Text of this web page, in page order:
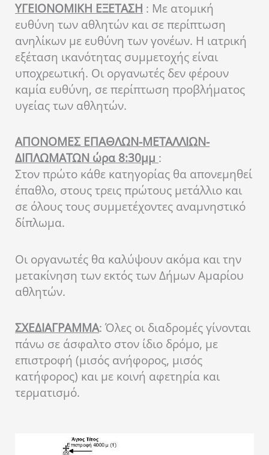
ΥΓΕΙΟΝΟΜΙΚΗ ΕΞΕΤΑΣΗ : Με ατομική
ευθύνη των αθλητών και σε περίπτωση
ανηλίκων με ευθύνη των γονέων. Η ιατρική
εξέταση ικανότητας συμμετοχής είναι
υποχρεωτική. Οι οργανωτές δεν φέρουν
καμία ευθύνη, σε περίπτωση προβλήματος
υγείας των αθλητών.
ΑΠΟΝΟΜΕΣ ΕΠΑΘΛΩΝ-ΜΕΤΑΛΛΙΩΝ-
ΔΙΠΛΩΜΑΤΩΝ ώρα 8:30μμ :
Στον πρώτο κάθε κατηγορίας θα απονεμηθεί
έπαθλο, στους τρεις πρώτους μετάλλιο και
σε όλους τους συμμετέχοντες αναμνηστικό
δίπλωμα.
Οι οργανωτές θα καλύψουν ακόμα και την
μετακίνηση των εκτός των Δήμων Αμαρίου
αθλητών.
ΣΧΕΔΙΑΓΡΑΜΜΑ: Όλες οι διαδρομές γίνονται
πάνω σε άσφαλτο στον ίδιο δρόμο, με
επιστροφή (μισός ανήφορος, μισός
κατήφορος) και με κοινή αφετηρία και
τερματισμό.